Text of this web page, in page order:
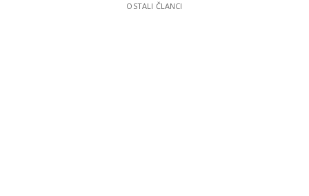
OSTALI ČLANCI